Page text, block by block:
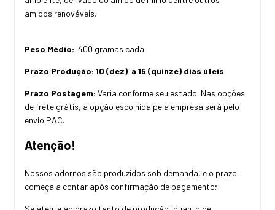
amidos renováveis.
Peso Médio: 400 gramas cada
Prazo Produção: 10 (dez) a 15 (quinze) dias úteis
Prazo Postagem: Varia conforme seu estado. Nas opções
de frete grátis, a opção escolhida pela empresa será pelo
envio PAC.
Atenção!
Nossos adornos são produzidos sob demanda, e o prazo
começa a contar após confirmação de pagamento;